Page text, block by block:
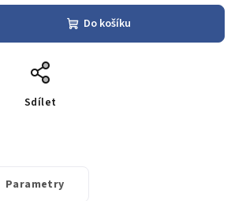
Do košíku
Sdílet
Parametry